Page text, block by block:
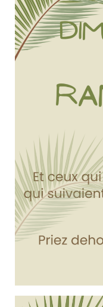
Actualités
Tutelle